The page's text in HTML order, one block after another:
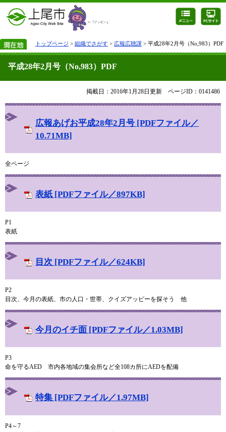
トップページ > 組織でさがす > 広報広聴課 > 平成28年2月号（No,983）PDF
平成28年2月号（No,983）PDF
掲載日：2016年1月28日更新 ページID：0141486
広報あげお平成28年2月号 [PDFファイル／
10.71MB]
全ページ
表紙 [PDFファイル／897KB]
P1
表紙
目次 [PDFファイル／624KB]
P2
目次、今月の表紙、市の人口・世帯、クイズアッピーを探そう 他
今月のイチ面 [PDFファイル／1.03MB]
P3
命を守るAED 市内各地域の集会所など全108カ所にAEDを配備
特集 [PDFファイル／1.97MB]
P4～7